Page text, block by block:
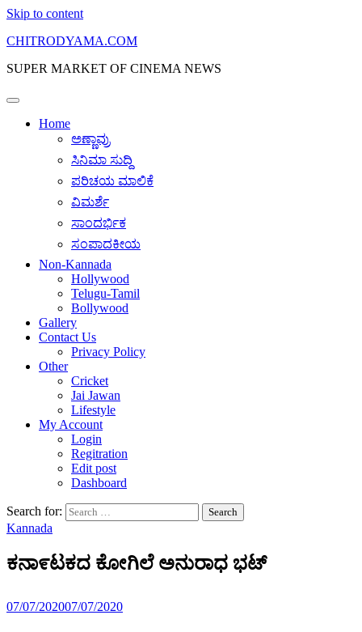
Skip to content
CHITRODYAMA.COM
SUPER MARKET OF CINEMA NEWS
Home
ಅಣ್ಣಾವ್ರು
ಸಿನಿಮಾ ಸುದ್ದಿ
ಪರಿಚಯ ಮಾಲಿಕೆ
ವಿಮರ್ಶೆ
ಸಾಂದರ್ಭಿಕ
ಸಂಪಾದಕೀಯ
Non-Kannada
Hollywood
Telugu-Tamil
Bollywood
Gallery
Contact Us
Privacy Policy
Other
Cricket
Jai Jawan
Lifestyle
My Account
Login
Regitration
Edit post
Dashboard
Search for:
Kannada
ಕನಾ೯ಟಕದ ಕೋಗಿಲೆ ಅನುರಾಧ ಭಟ್
07/07/202007/07/2020